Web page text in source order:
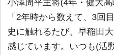
小澤周平主将(4年・健大
「2年時から数えて、3回
史に触れるたび、早稲田
感じています。いつも(活